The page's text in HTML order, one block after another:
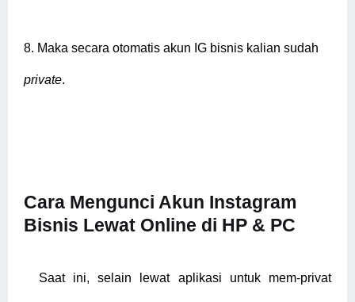
8. Maka secara otomatis akun IG bisnis kalian sudah
private.
Cara Mengunci Akun Instagram
Bisnis Lewat Online di HP & PC
Saat ini, selain lewat aplikasi untuk mem-privat